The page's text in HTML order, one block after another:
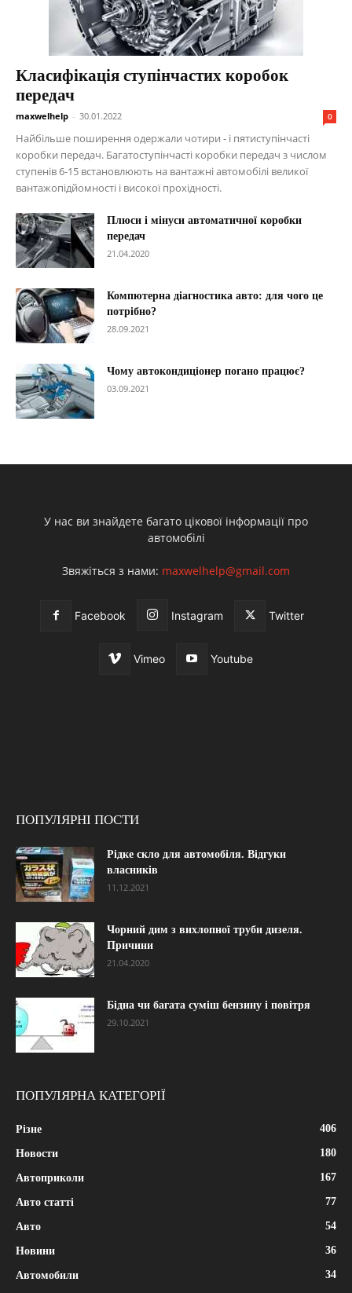
Класифікація ступінчастих коробок
передач
maxwelhelp - 30.01.2022 0
Найбільше поширення одержали чотири - і пятиступінчасті
коробки передач. Багатоступінчасті коробки передач з числом
ступенів 6-15 встановлюють на вантажні автомобілі великої
вантажопідйомності і високої прохідності.
Плюси і мінуси автоматичної коробки
передач
21.04.2020
Компютерна діагностика авто: для чого це
потрібно?
28.09.2021
Чому автокондиціонер погано працює?
03.09.2021
У нас ви знайдете багато цікової інформації про
автомобілі
Звяжіться з нами: maxwelhelp@gmail.com
Facebook Instagram Twitter
Vimeo Youtube
ПОПУЛЯРНІ ПОСТИ
Рідке скло для автомобіля. Відгуки
власників
11.12.2021
Чорний дим з вихлопної труби дизеля.
Причини
21.04.2020
Бідна чи багата суміш бензину і повітря
29.10.2021
ПОПУЛЯРНА КАТЕГОРІЇ
Різне 406
Новости 180
Автоприколи 167
Авто статті 77
Авто 54
Новини 36
Автомобили 34